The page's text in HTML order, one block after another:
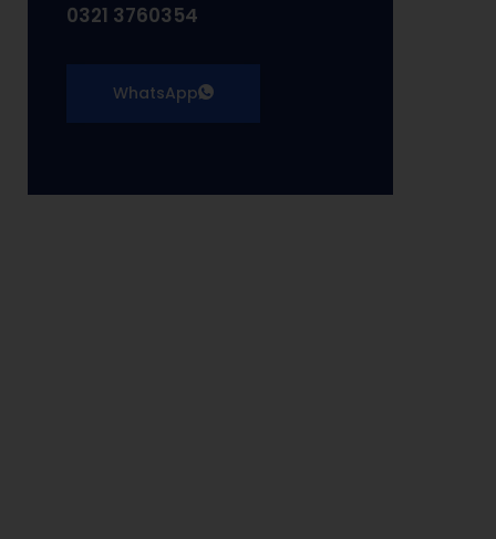
0321 3760354
WhatsApp